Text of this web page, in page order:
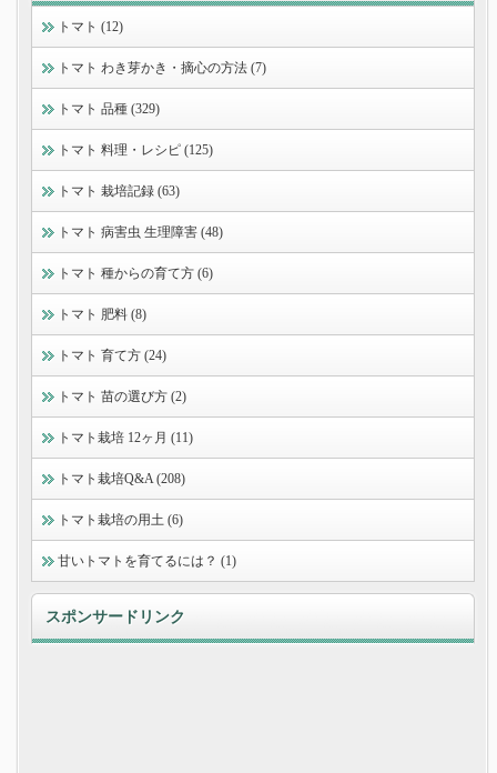
トマト (12)
トマト わき芽かき・摘心の方法 (7)
トマト 品種 (329)
トマト 料理・レシピ (125)
トマト 栽培記録 (63)
トマト 病害虫 生理障害 (48)
トマト 種からの育て方 (6)
トマト 肥料 (8)
トマト 育て方 (24)
トマト 苗の選び方 (2)
トマト栽培 12ヶ月 (11)
トマト栽培Q&A (208)
トマト栽培の用土 (6)
甘いトマトを育てるには？ (1)
スポンサードリンク